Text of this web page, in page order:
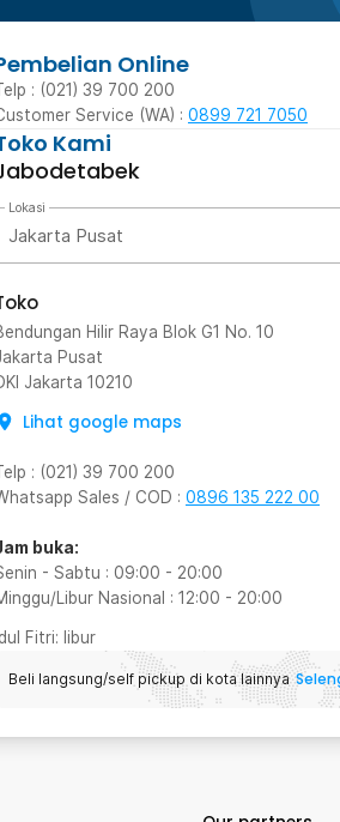
Online
: (021) 39 700 200
Service (WA) : 0899 721 7050
Kami
Lokasi
Jakarta Pusat
Hilir Raya Blok G1 No. 10
Pusat
Jakarta 10210
Lihat google maps
: (021) 39 700 200
Sales / COD : 0896 135 222 00
buka:
- Sabtu : 09:00 - 20:00
Libur Nasional : 12:00 - 20:00
Fitri: libur
Beli langsung/self pickup di kota lainnya